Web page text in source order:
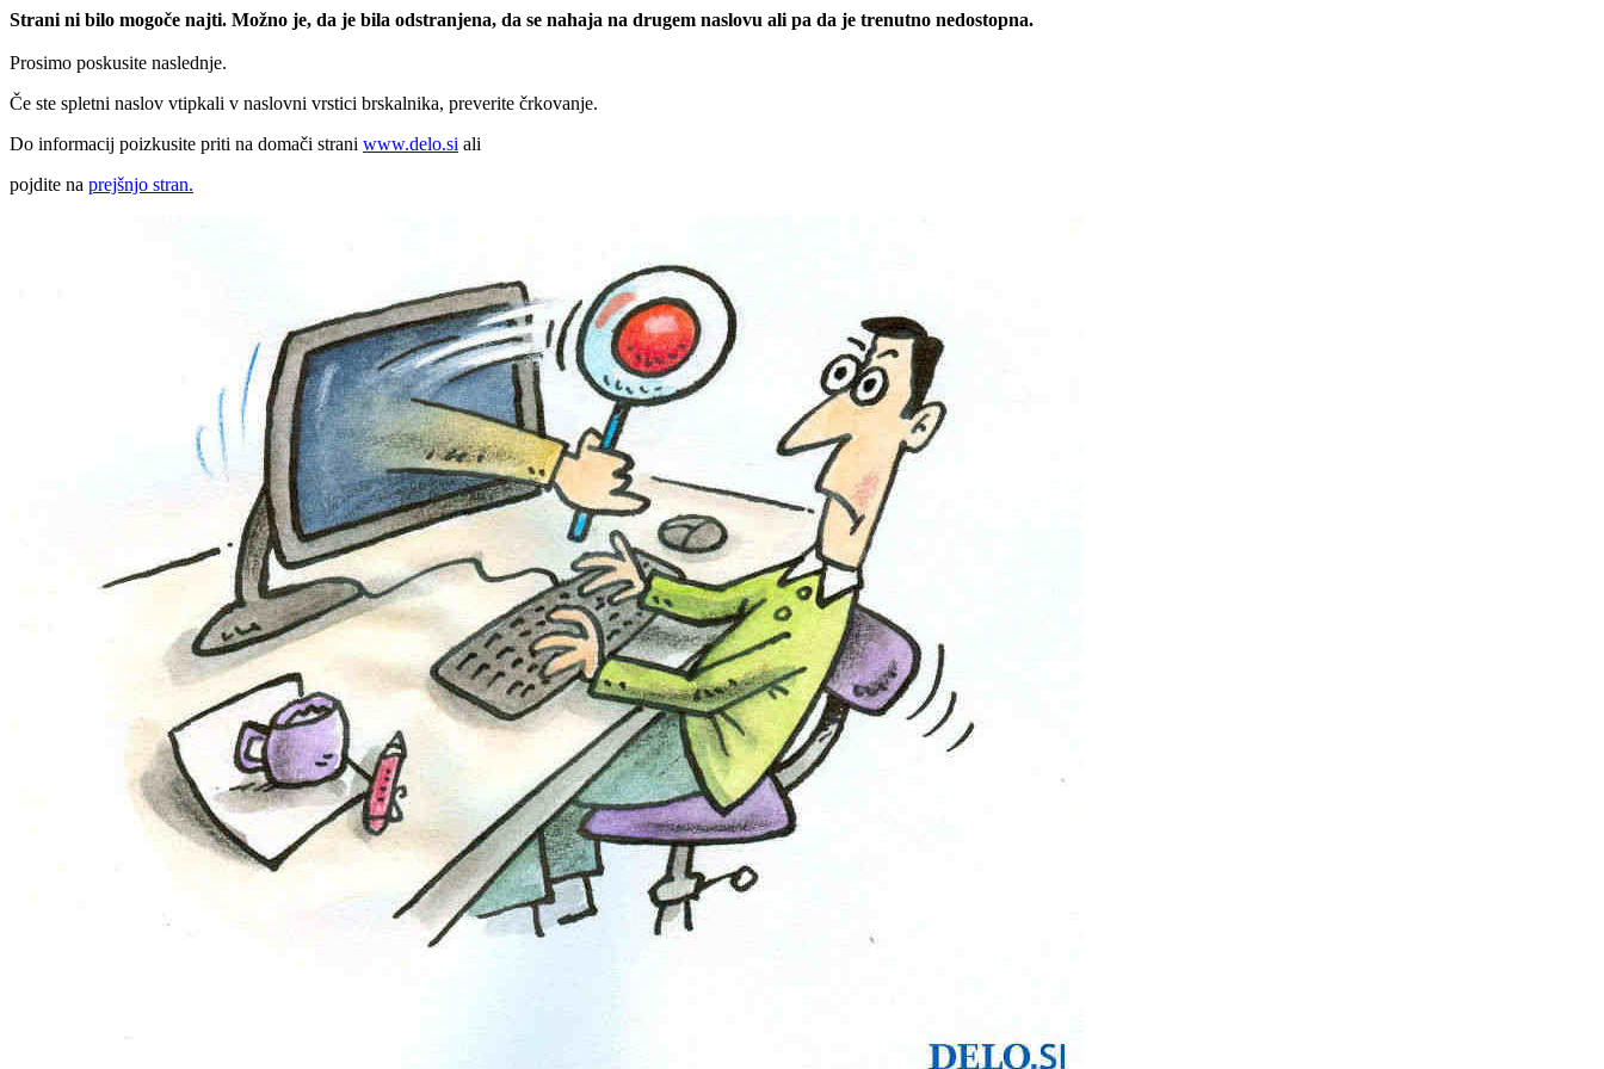
Strani ni bilo mogoče najti. Možno je, da je bila odstranjena, da se nahaja na drugem naslovu ali pa da je trenutno nedostopna.
Prosimo poskusite naslednje.
Če ste spletni naslov vtipkali v naslovni vrstici brskalnika, preverite črkovanje.
Do informacij poizkusite priti na domači strani www.delo.si ali
pojdite na prejšnjo stran.